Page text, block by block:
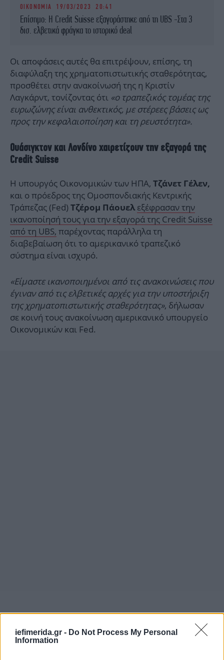
iefimerida.gr - Do Not Process My Personal
Information
ΟΙΚΟΝΟΜΙΑ 19/03/2023 20:41
Επίσημο: Η Credit Suisse εξαγοράστηκε από τη UBS -Στα 3
δισ. ελβετικά φράγκα το ιστορικό deal
Οι αποφάσεις αυτές θα επιτρέψουν, επίσης, τη
διαφύλαξη της χρηματοπιστωτικής σταθερότητας,
προσθέτει στην ανακοίνωσή της η Κριστίν
Λαγκάρντ, τονίζοντας ότι «ο τραπεζικός τομέας της
ευρωζώνης είναι ανθεκτικός, με στέρεες βάσεις ως
προς την κεφαλαιοποίηση και τη ρευστότητα».
Ουάσιγκτον και Λονδίνο χαιρετίζουν την εξαγορά της
Credit Suisse
Η υπουργός Οικονομικών των ΗΠΑ, Τζάνετ Γέλεν,
και ο πρόεδρος της Ομοσπονδιακής Κεντρικής
Τράπεζας (Fed) Τζέρομ Πάουελ εξέφρασαν την
ικανοποίησή τους για την εξαγορά της Credit Suisse
από τη UBS, παρέχοντας παράλληλα τη
διαβεβαίωση ότι το αμερικανικό τραπεζικό
σύστημα είναι ισχυρό.
«Είμαστε ικανοποιημένοι από τις ανακοινώσεις που
έγιναν από τις ελβετικές αρχές για την υποστήριξη
της χρηματοπιστωτικής σταθερότητας», δήλωσαν
σε κοινή τους ανακοίνωση αμερικανικό υπουργείο
Οικονομικών και Fed.